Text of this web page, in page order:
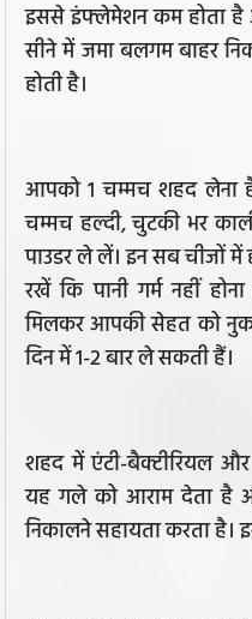
इससे इंफ्लेमेशन कम होता है
सीने में जमा बलगम बाहर
होती है।
आपको 1 चम्मच शहद लेना
चम्मच हल्दी, चुटकी भर
पाउडर ले लें। इन सब चीजों में
रखें कि पानी गर्म नहीं
मिलकर आपकी सेहत को
दिन में 1-2 बार ले सकती हैं।
शहद में एंटी-बैक्टीरियल
यह गले को आराम देता है
निकालने सहायता करता है।